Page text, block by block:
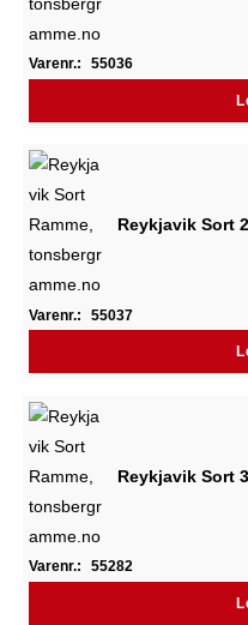
Varenr.: 55036
Reykjavik Sort
Varenr.: 55037
Reykjavik Sort
Varenr.: 55282